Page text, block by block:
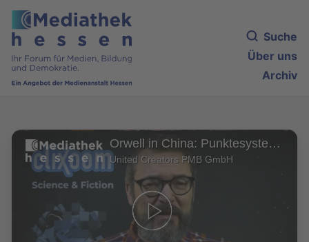
Suche
Über uns
Archiv
Orwell in China: Punktesystem für ‚bessere Menschen‘
United Creators PMB GmbH